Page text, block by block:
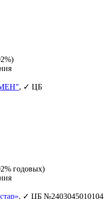
, ✓ ЦБ
годовых)
, ✓ ЦБ №2403045010104